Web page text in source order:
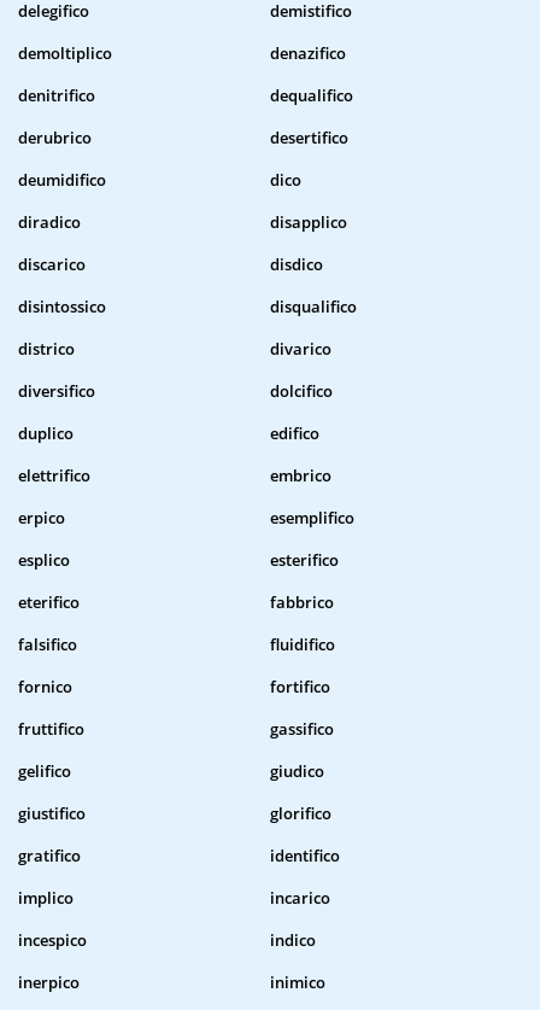
delegifico
demistifico
demoltiplico
denazifico
denitrifico
dequalifico
derubrico
desertifico
deumidifico
dico
diradico
disapplico
discarico
disdico
disintossico
disqualifico
districo
divarico
diversifico
dolcifico
duplico
edifico
elettrifico
embrico
erpico
esemplifico
esplico
esterifico
eterifico
fabbrico
falsifico
fluidifico
fornico
fortifico
fruttifico
gassifico
gelifico
giudico
giustifico
glorifico
gratifico
identifico
implico
incarico
incespico
indico
inerpico
inimico